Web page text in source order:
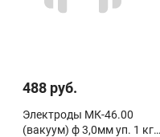
488 руб.
Электроды МК-46.00
(вакуум) ф 3,0мм уп. 1 кг